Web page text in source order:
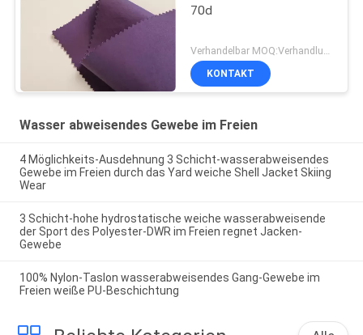
70d
Verhandelbar MOQ:Verhandlung
KONTAKT
Wasser abweisendes Gewebe im Freien
4 Möglichkeits-Ausdehnung 3 Schicht-wasserabweisendes
Gewebe im Freien durch das Yard weiche Shell Jacket Skiing
Wear
3 Schicht-hohe hydrostatische weiche wasserabweisende
der Sport des Polyester-DWR im Freien regnet Jacken-
Gewebe
100% Nylon-Taslon wasserabweisendes Gang-Gewebe im
Freien weiße PU-Beschichtung